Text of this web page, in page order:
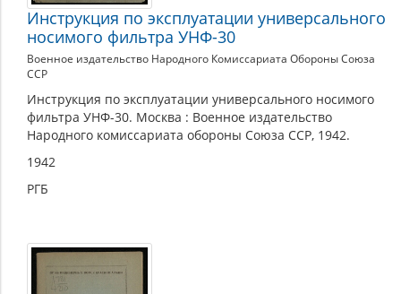
Инструкция по эксплуатации универсального
носимого фильтра УНФ-30
Военное издательство Народного Комиссариата Обороны Союза
ССР
Инструкция по эксплуатации универсального носимого
фильтра УНФ-30. Москва : Военное издательство
Народного комиссариата обороны Союза ССР, 1942.
1942
РГБ